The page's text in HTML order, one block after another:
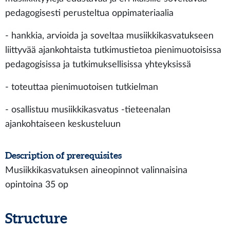
pedagogisesti perusteltua oppimateriaalia
- hankkia, arvioida ja soveltaa musiikkikasvatukseen
liittyvää ajankohtaista tutkimustietoa pienimuotoisissa
pedagogisissa ja tutkimuksellisissa yhteyksissä
- toteuttaa pienimuotoisen tutkielman
- osallistuu musiikkikasvatus -tieteenalan
ajankohtaiseen keskusteluun
Description of prerequisites
Musiikkikasvatuksen aineopinnot valinnaisina
opintoina 35 op
Structure